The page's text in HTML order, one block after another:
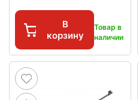
В
корзину
Товар в
наличии